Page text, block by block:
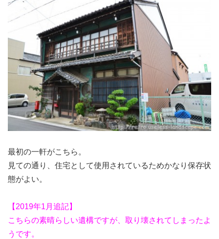
最初の一軒がこちら。
見ての通り、住宅として使用されているためかなり保存状
態がよい。
【2019年1月追記】
こちらの素晴らしい遺構ですが、取り壊されてしまったよ
うです。